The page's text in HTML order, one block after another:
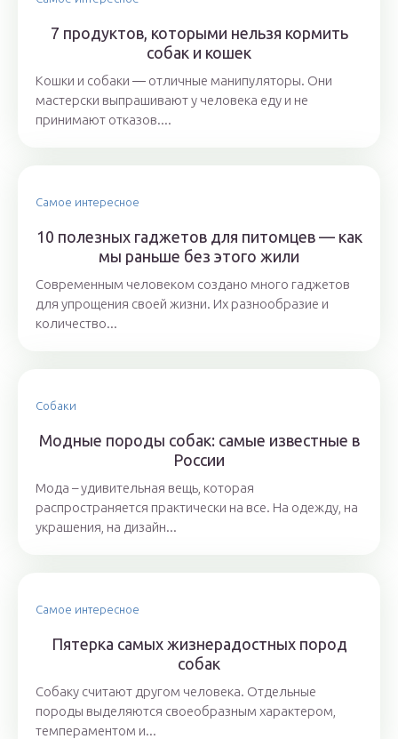
7 продуктов, которыми нельзя кормить
собак и кошек
Кошки и собаки ― отличные манипуляторы. Они
мастерски выпрашивают у человека еду и не
принимают отказов....
Самое интересное
10 полезных гаджетов для питомцев — как
мы раньше без этого жили
Современным человеком создано много гаджетов
для упрощения своей жизни. Их разнообразие и
количество...
Собаки
Модные породы собак: самые известные в
России
Мода – удивительная вещь, которая
распространяется практически на все. На одежду, на
украшения, на дизайн...
Самое интересное
Пятерка самых жизнерадостных пород
собак
Собаку считают другом человека. Отдельные
породы выделяются своеобразным характером,
темпераментом и...